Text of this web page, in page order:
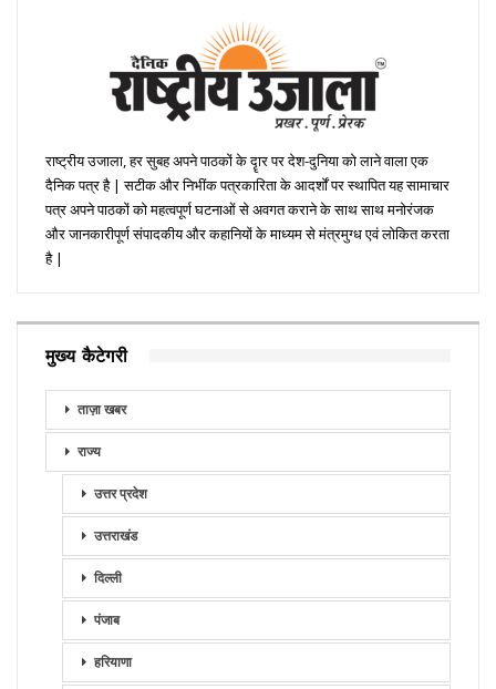
राष्ट्रीय उजाला, हर सुबह अपने पाठकों के दॄार पर देश-दुनिया को लाने वाला एक
दैनिक पत्र है | सटीक और निभींक पत्रकारिता के आदर्शों पर स्थापित यह सामाचार
पत्र अपने पाठकों को महत्वपूर्ण घटनाओं से अवगत कराने के साथ साथ मनोरंजक
और जानकारीपूर्ण संपादकीय और कहानियों के माध्यम से मंत्रमुग्ध एवं लोकित करता
है |
मुख्य कैटेगरी
ताज़ा खबर
राज्य
उत्तर प्रदेश
उत्तराखंड
दिल्ली
पंजाब
हरियाणा